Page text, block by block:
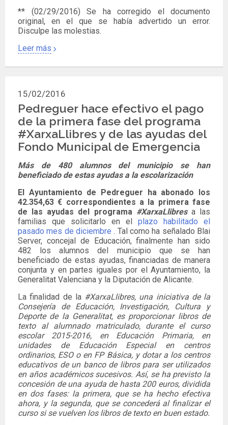
** (02/29/2016) Se ha corregido el documento
original, en el que se había advertido un error.
Disculpe las molestias.
Leer más
15/02/2016
Pedreguer hace efectivo el pago
de la primera fase del programa
#XarxaLlibres y de las ayudas del
Fondo Municipal de Emergencia
Más de 480 alumnos del municipio se han
beneficiado de estas ayudas a la escolarización
El Ayuntamiento de Pedreguer ha abonado los
42.354,63 € correspondientes a la primera fase
de las ayudas del programa #XarxaLlibres a las
familias que solicitarlo en el plazo habilitado el
pasado mes de diciembre. Tal como ha señalado Blai
Server, concejal de Educación, finalmente han sido
482 los alumnos del municipio que se han
beneficiado de estas ayudas, financiadas de manera
conjunta y en partes iguales por el Ayuntamiento, la
Generalitat Valenciana y la Diputación de Alicante.
La finalidad de la #XarxaLlibres, una iniciativa de la
Consejería de Educación, Investigación, Cultura y
Deporte de la Generalitat, es proporcionar libros de
texto al alumnado matriculado, durante el curso
escolar 2015-2016, en Educación Primaria, en
unidades de Educación Especial en centros
ordinarios, ESO o en FP Básica, y dotar a los centros
educativos de un banco de libros para ser utilizados
en años académicos sucesivos. Así, se ha previsto la
concesión de una ayuda de hasta 200 euros, dividida
en dos fases: la primera, que se ha hecho efectiva
ahora, y la segunda, que se concederá al finalizar el
curso si se vuelven los libros de texto en buen estado.